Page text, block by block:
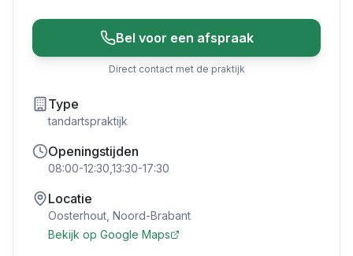
Bel voor een afspraak
Direct contact met de praktijk
Type
tandartspraktijk
Openingstijden
08:00-12:30,13:30-17:30
Locatie
Oosterhout Noord-Brabant
Bekijk op Google Maps